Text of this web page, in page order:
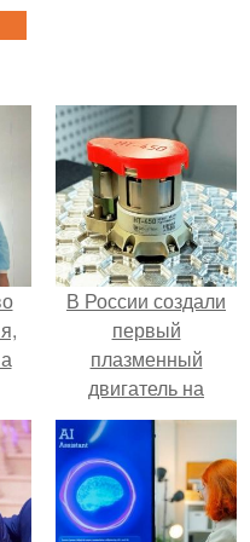
В России создали
первый
плазменный
двигатель на
криптоне.